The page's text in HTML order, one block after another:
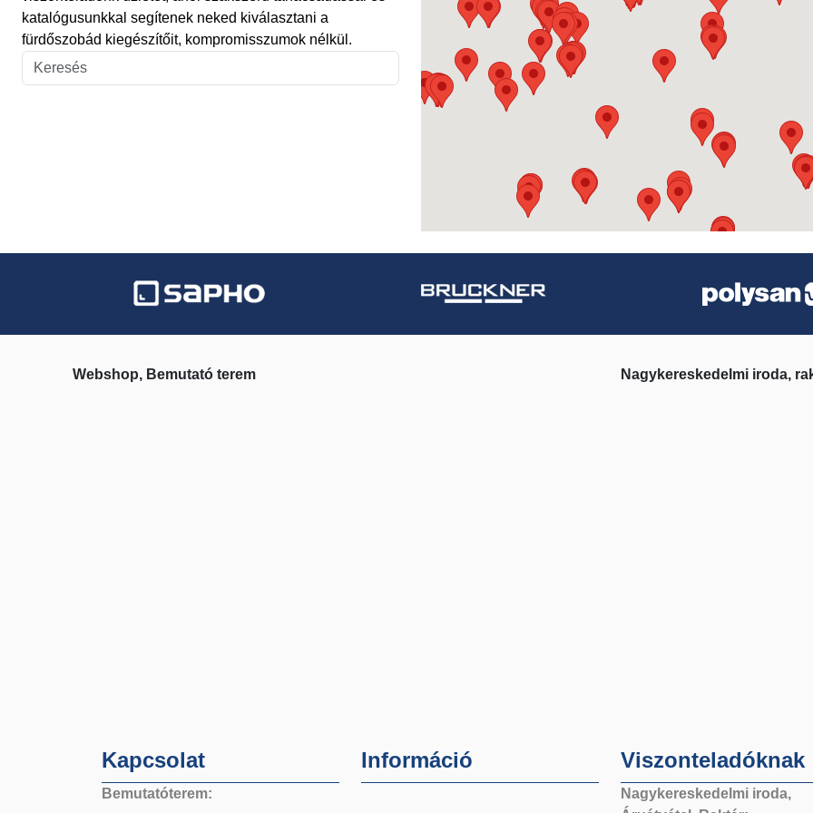
katalógusunkkal segítenek neked kiválasztani a
fürdőszobád kiegészítőit, kompromisszumok nélkül.
Webshop, Bemutató terem Nagykereskedelmi iroda,
Kapcsolat
Bemutatóterem:
Információ Viszonteladóknak
Nagykereskedelmi iroda,